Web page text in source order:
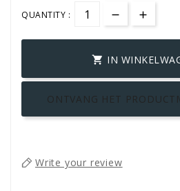
QUANTITY :
 IN
ONTVANG HET
Write your review